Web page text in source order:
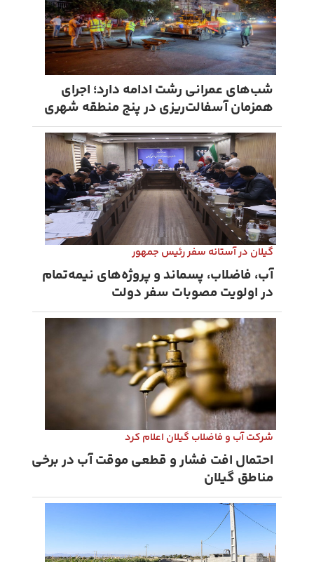
شب‌های عمرانی رشت ادامه دارد؛ اجرای
همزمان آسفالت‌ریزی در پنج منطقه شهری
گیلان در آستانه سفر رئیس ‌جمهور
آب، فاضلاب، پسماند و پروژه‌های نیمه‌تمام
در اولویت مصوبات سفر دولت
شرکت آب و فاضلاب گیلان اعلام کرد
احتمال افت فشار و قطعی موقت آب در برخی
مناطق گیلان